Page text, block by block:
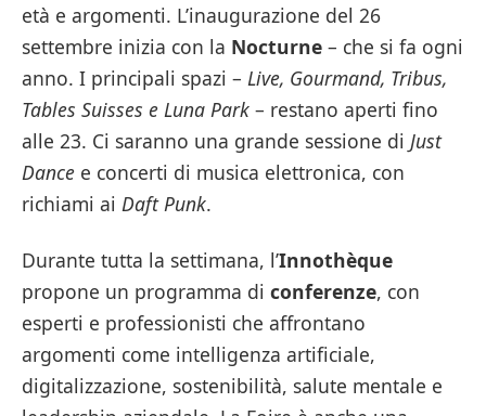
età e argomenti. L’inaugurazione del 26
settembre inizia con la Nocturne – che si fa ogni
anno. I principali spazi – Live, Gourmand, Tribus,
Tables Suisses e Luna Park – restano aperti fino
alle 23. Ci saranno una grande sessione di Just
Dance e concerti di musica elettronica, con
richiami ai Daft Punk.
Durante tutta la settimana, l’Innothèque
propone un programma di conferenze, con
esperti e professionisti che affrontano
argomenti come intelligenza artificiale,
digitalizzazione, sostenibilità, salute mentale e